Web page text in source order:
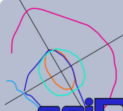
Skip to content